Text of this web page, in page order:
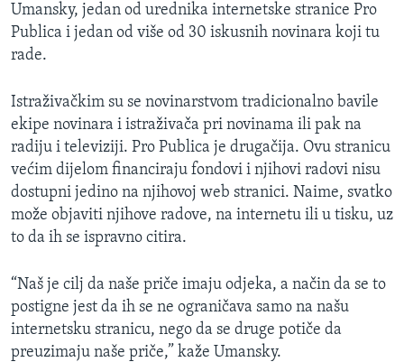
Umansky, jedan od urednika internetske stranice Pro
Publica i jedan od više od 30 iskusnih novinara koji tu
rade.
Istraživačkim su se novinarstvom tradicionalno bavile
ekipe novinara i istraživača pri novinama ili pak na
radiju i televiziji. Pro Publica je drugačija. Ovu stranicu
većim dijelom financiraju fondovi i njihovi radovi nisu
dostupni jedino na njihovoj web stranici. Naime, svatko
može objaviti njihove radove, na internetu ili u tisku, uz
to da ih se ispravno citira.
“Naš je cilj da naše priče imaju odjeka, a način da se to
postigne jest da ih se ne ograničava samo na našu
internetsku stranicu, nego da se druge potiče da
preuzimaju naše priče,” kaže Umansky.